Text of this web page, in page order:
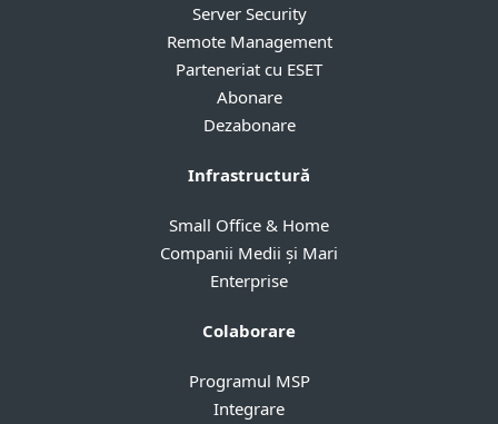
Server Security
Remote Management
Parteneriat cu ESET
Abonare
Dezabonare
Infrastructură
Small Office & Home
Companii Medii și Mari
Enterprise
Colaborare
Programul MSP
Integrare